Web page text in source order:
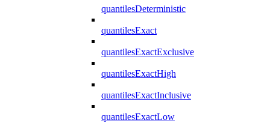
quantilesDeterministic
quantilesExact
quantilesExactExclusive
quantilesExactHigh
quantilesExactInclusive
quantilesExactLow